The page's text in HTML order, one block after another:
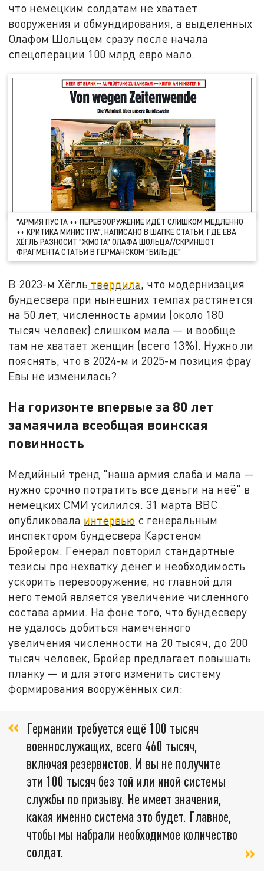
что немецким солдатам не хватает
вооружения и обмундирования, а выделенных
Олафом Шольцем сразу после начала
спецоперации 100 млрд евро мало.
"АРМИЯ ПУСТА ++ ПЕРЕВООРУЖЕНИЕ ИДЁТ СЛИШКОМ МЕДЛЕННО
++ КРИТИКА МИНИСТРА", НАПИСАНО В ШАПКЕ СТАТЬИ, ГДЕ ЕВА
ХЁГЛЬ РАЗНОСИТ "ЖМОТА" ОЛАФА ШОЛЬЦА//СКРИНШОТ
ФРАГМЕНТА СТАТЬИ В ГЕРМАНСКОМ "БИЛЬДЕ"
В 2023-м Хёгль твердила, что модернизация
бундесвера при нынешних темпах растянется
на 50 лет, численность армии (около 180
тысяч человек) слишком мала — и вообще
там не хватает женщин (всего 13%). Нужно ли
пояснять, что в 2024-м и 2025-м позиция фрау
Евы не изменилась?
На горизонте впервые за 80 лет
замаячила всеобщая воинская
повинность
Медийный тренд "наша армия слаба и мала —
нужно срочно потратить все деньги на неё" в
немецких СМИ усилился. 31 марта BBC
опубликовала интервью с генеральным
инспектором бундесвера Карстеном
Бройером. Генерал повторил стандартные
тезисы про нехватку денег и необходимость
ускорить перевооружение, но главной для
него темой является увеличение численного
состава армии. На фоне того, что бундесверу
не удалось добиться намеченного
увеличения численности на 20 тысяч, до 200
тысяч человек, Бройер предлагает повышать
планку — и для этого изменить систему
формирования вооружённых сил:
Германии требуется ещё 100 тысяч
военнослужащих, всего 460 тысяч,
включая резервистов. И вы не получите
эти 100 тысяч без той или иной системы
службы по призыву. Не имеет значения,
какая именно система это будет. Главное,
чтобы мы набрали необходимое количество
солдат.